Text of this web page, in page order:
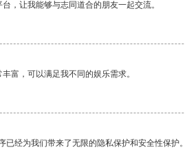
，让我能够与志同道合的朋友一起交流。
富，可以满足我不同的娱乐需求。
已经为我们带来了无限的隐私保护和安全性保护